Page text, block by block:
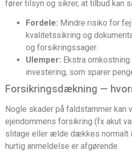
fører tilsyn og sikrer, at tilbud kan
Fordele: Mindre risiko for
kvalitetssikring og
og forsikringssager.
Ulemper: Ekstra
investering, som sparer
Forsikringsdækning —
Nogle skader på faldstammer
ejendommens forsikring (fx akut
slitage eller ælde dækkes normalt
hurtig anmeldelse er afgørende.